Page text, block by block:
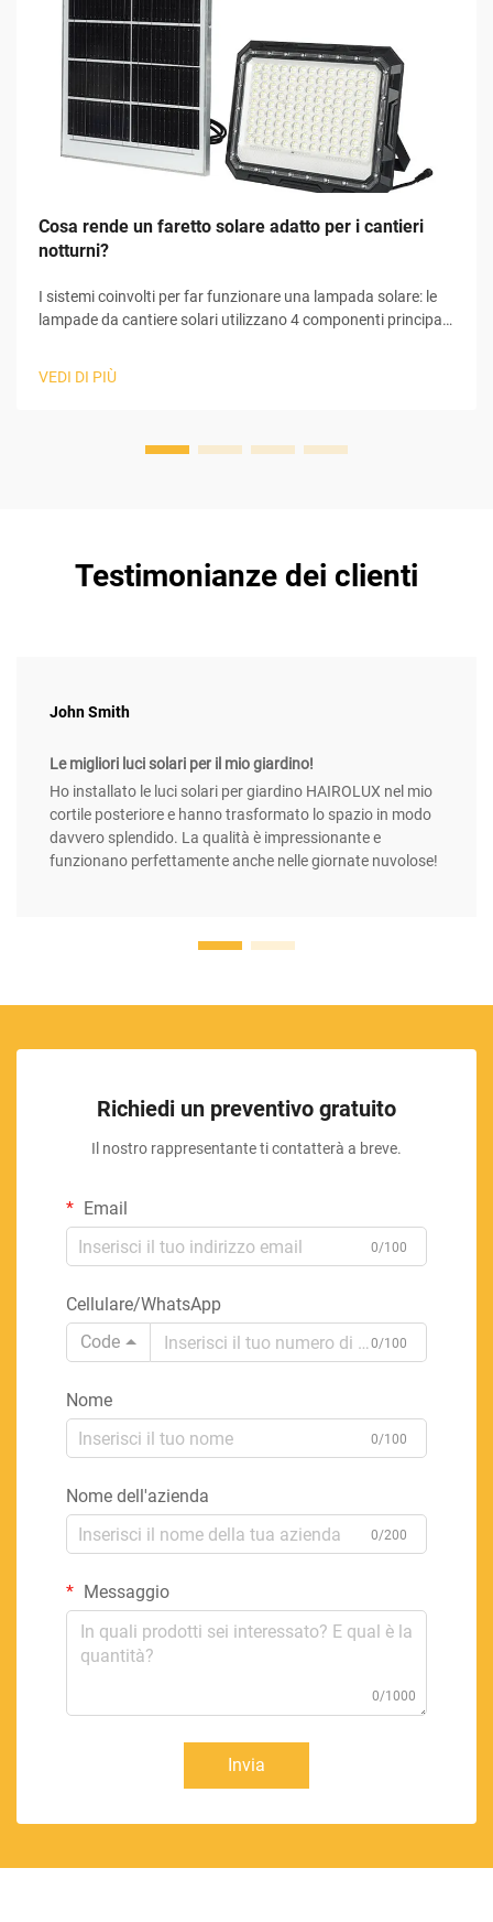
Cosa rende un faretto solare adatto per i cantieri
notturni?
I sistemi coinvolti per far funzionare una lampada solare: le
lampade da cantiere solari utilizzano 4 componenti principali
necessaria al loro funzionamento. All'inizio del processo, il
VEDI DI PIÙ
Testimonianze dei clienti
John Smith
Le migliori luci solari per il mio giardino!
Ho installato le luci solari per giardino HAIROLUX nel mio
cortile posteriore e hanno trasformato lo spazio in modo
davvero splendido. La qualità è impressionante e
funzionano perfettamente anche nelle giornate nuvolose!
Richiedi un preventivo gratuito
Il nostro rappresentante ti contatterà a breve.
Email
0/100
Cellulare/WhatsApp
Code
0/100
Nome
0/100
Nome dell'azienda
0/200
Messaggio
0/1000
Invia